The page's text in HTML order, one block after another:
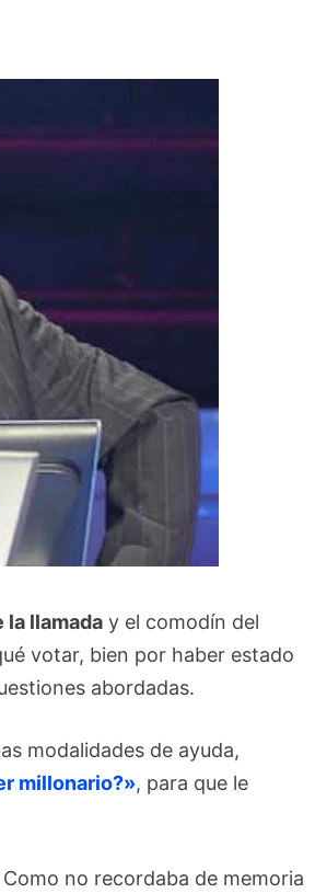
la llamada y el comodín del
votar, bien por haber estado
abordadas.
modalidades de ayuda,
millonario?», para que le
no recordaba de memoria